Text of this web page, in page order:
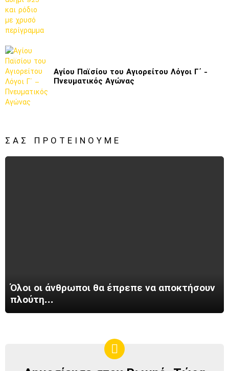
Αγίου Παϊσίου του Αγιορείτου Λόγοι Γ΄ -
Πνευματικός Αγώνας
ΣΑΣ ΠΡΟΤΕΊΝΟΥΜΕ
Όλοι οι άνθρωποι θα έπρεπε να αποκτήσουν
πλούτη…